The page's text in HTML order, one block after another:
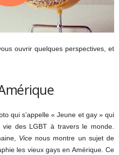
ouvrir quelques perspectives, et
qui s’appelle « Jeune et gay » qui
des LGBT à travers le monde.
Vicenous montre un sujet de
les vieux gays en Amérique. Ce